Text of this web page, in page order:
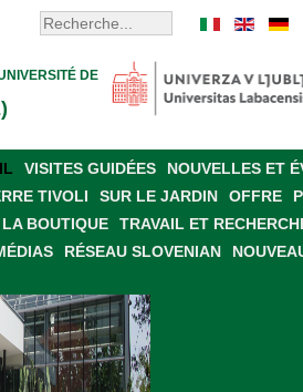
DE
VISITES GUIDÉES
NOUVELLES ET
TIVOLI SUR LE JARDIN OFFRE
LA BOUTIQUE
TRAVAIL ET
RÉSEAU SLOVENIAN